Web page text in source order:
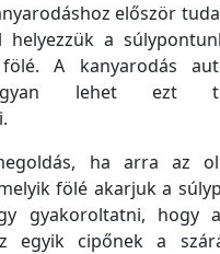
először
helyezzük a
A kanyarodás
lehet ezt
ha arra az
fölé akarjuk a
gyakoroltatni, hogy
egyik cipőnek a